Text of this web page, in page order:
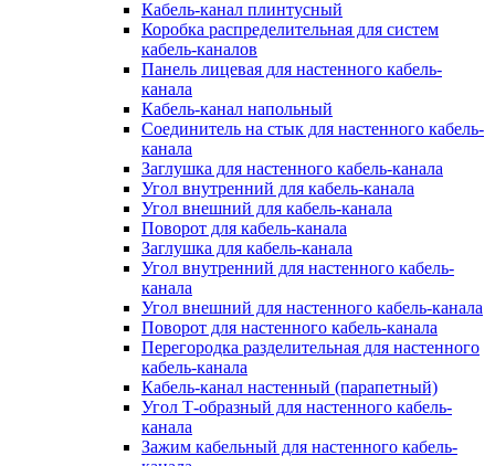
Кабель-канал плинтусный
Коробка распределительная для систем
кабель-каналов
Панель лицевая для настенного кабель-
канала
Кабель-канал напольный
Соединитель на стык для настенного кабель-
канала
Заглушка для настенного кабель-канала
Угол внутренний для кабель-канала
Угол внешний для кабель-канала
Поворот для кабель-канала
Заглушка для кабель-канала
Угол внутренний для настенного кабель-
канала
Угол внешний для настенного кабель-канала
Поворот для настенного кабель-канала
Перегородка разделительная для настенного
кабель-канала
Кабель-канал настенный (парапетный)
Угол Т-образный для настенного кабель-
канала
Зажим кабельный для настенного кабель-